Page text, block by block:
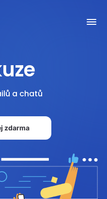
a chatů
zdarma